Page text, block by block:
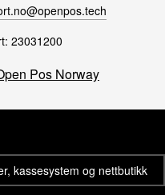
23031200
Pos Norway
kassesystem og nettbutikk